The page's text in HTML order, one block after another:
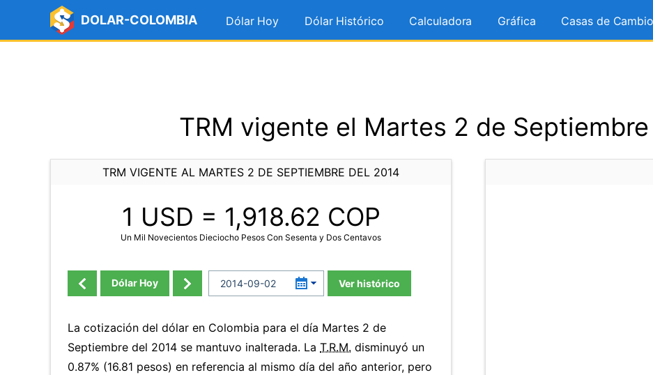
DOLAR-COLOMBIA Dólar Hoy Dólar Histórico Calculadora Gráfica Casas de Cambio
TRM vigente el Martes 2 de
TRM VIGENTE AL MARTES 2 DE SEPTIEMBRE DEL 2014
1 USD = 1,918.62 COP
Un Mil Novecientos Dieciocho Pesos Con Sesenta y Dos Centavos
Dólar Hoy Ver histórico
La cotización del dólar en Colombia para el día Martes 2 de
Septiembre del 2014 se mantuvo inalterada. La T.R.M. disminuyó un
0.87% (16.81 pesos) en referencia al mismo día del año anterior, pero